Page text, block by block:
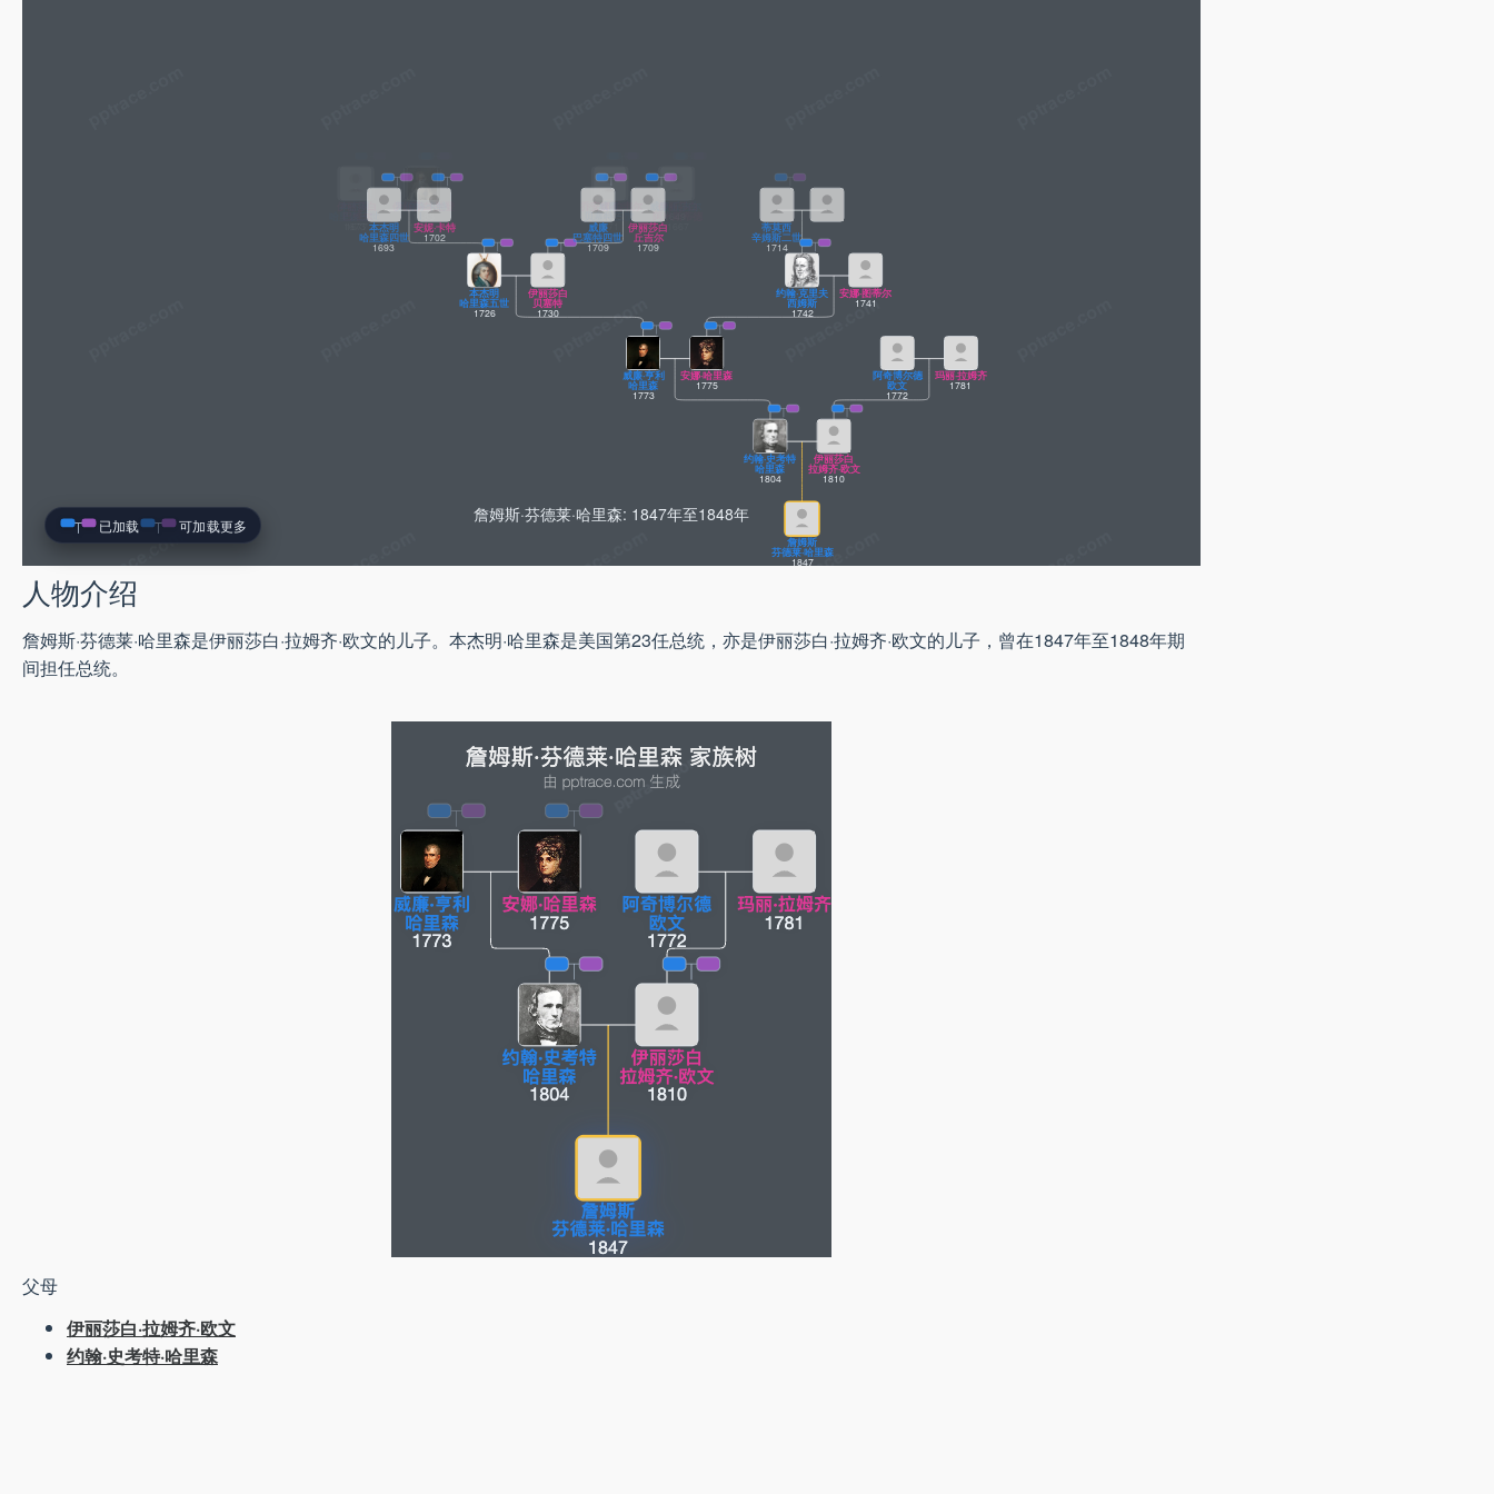
詹姆斯
芬德莱·哈里森
1847
约翰·史考特
哈里森
1804
伊丽莎白
拉姆齐·欧文
1810
威廉·亨利
哈里森
1773
安娜·哈里森
1775
阿奇博尔德
欧文
1772
玛丽·拉姆齐
1781
本杰明
哈里森五世
1726
伊丽莎白
贝塞特
1730
约翰·克里夫
西姆斯
1742
安娜·图蒂尔
1741
哈里森四世
1693
安妮·卡特
1702
威廉
巴塞特四世
1709
伊丽莎白
丘吉尔
1709
蒂莫西
辛姆斯二世
1714
伊丽莎白 罗伯特·卡特
1663
伊丽莎白·兰登
1683
威廉
贝塞特三世
1671
乔安娜·伯韦尔
1675
威廉·丘吉尔
詹姆斯·芬德莱·哈里森: 1847年至1848年
已加载 可加载更多
人物介绍
詹姆斯·芬德莱·哈里森是伊丽莎白·拉姆齐·欧文的儿子。本杰明·哈里森是美国第23任总统，亦是伊丽莎白·拉姆齐·欧文的儿子，曾在1847年至1848年期
间担任总统。
父母
伊丽莎白·拉姆齐·欧文
约翰·史考特·哈里森